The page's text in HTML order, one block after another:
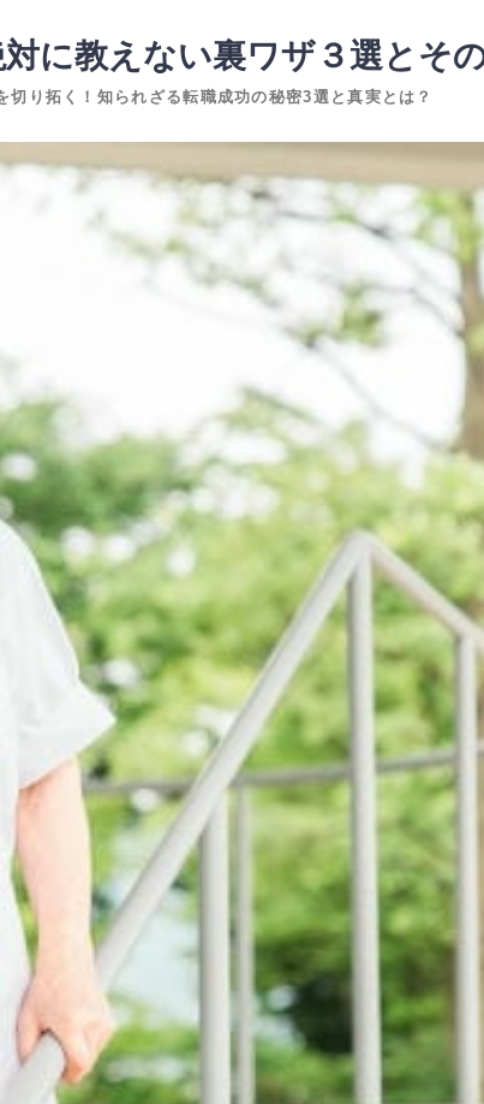
に教えない裏ワザ３選とそ
切り拓く！知られざる転職成功の秘密3選と真実とは？